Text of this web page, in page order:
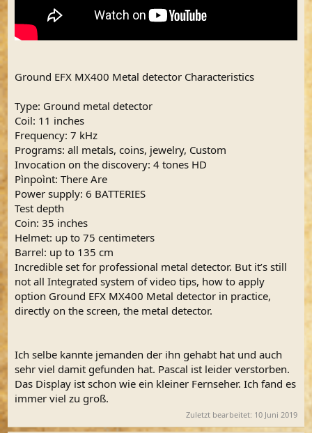
Ground EFX MX400 Metal detector Characteristics
Type: Ground metal detector
Coil: 11 inches
Frequency: 7 kHz
Programs: all metals, coins, jewelry, Custom
Invocation on the discovery: 4 tones HD
Pìnpoìnt: There Are
Power supply: 6 BATTERIES
Test depth
Coin: 35 inches
Helmet: up to 75 centimeters
Barrel: up to 135 cm
Incredible set for professional metal detector. But it’s still
not all Integrated system of video tips, how to apply
option Ground EFX MX400 Metal detector in practice,
directly on the screen, the metal detector.
Ich selbe kannte jemanden der ihn gehabt hat und auch
sehr viel damit gefunden hat. Pascal ist leider verstorben.
Das Display ist schon wie ein kleiner Fernseher. Ich fand es
immer viel zu groß.
Zuletzt bearbeitet: 10 Juni 2019